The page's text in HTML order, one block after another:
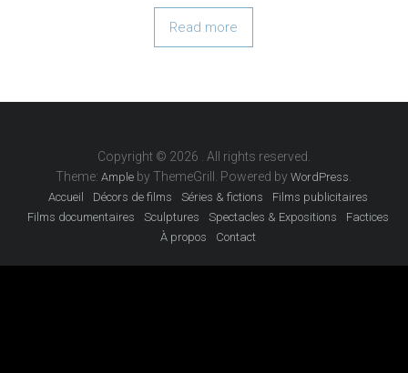
Read more
Copyright © 2026
. All rights reserved.
Theme:Ample by ThemeGrill. Powered byWordPress
Accueil Décors de films Séries & fictions
Films publicitaires
Films documentaires
Sculptures Spectacles & Expositions
Factices
À propos
Contact